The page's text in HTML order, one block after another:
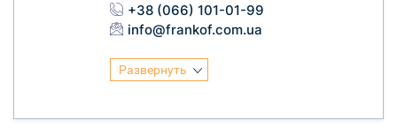
+38 (066) 101-01-99
info@frankof.com.ua
Развернуть